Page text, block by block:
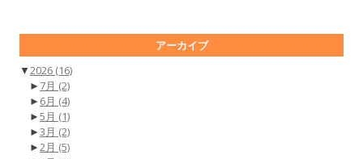
アーカイブ
▼2026 (16)
► 7月 (2)
► 6月 (4)
►5月 (1)
►3月 (2)
►2月 (5)